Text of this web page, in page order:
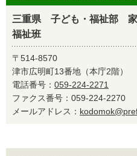
三重県 子ども・福祉部
福祉班
〒514-8570
津市広明町13番地（本庁2階）
電話番号： 059-224-2271
ファクス番号：059-224-2270
メールアドレス：